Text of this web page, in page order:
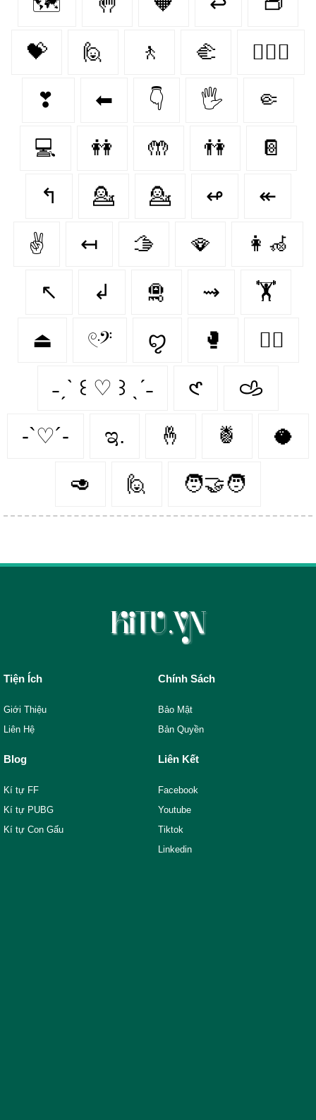
💝 🙋 🚶‍ 🫲 👩‍❤️‍👩
❣ ⬅ 👇 🖐 🤏
💻 👭 🤲 👫 📔
↰ 💁 💁‍ ↫ ↞
✌️ ↤ 🫱 🪭 👩‍🦽
↖ ↲ 🛅 ⇝ 🏋️
⏏ 𓏲ּ𝄢 ꨄ︎ 🥊 🤼‍♂️
˗ˏˋ ꒰ ♡ ꒱ ˎˊ˗ 𑣲 𐚁
-`♡´- ಇ. 🤞 🍍 🥥
🥑 🙋‍ 🧑‍🤝‍🧑
Tiện Ích
Giới Thiệu
Liên Hệ
Chính Sách
Bảo Mật
Bản Quyền
Blog
Kí tự FF
Kí tự PUBG
Kí tự Con Gấu
Liên Kết
Facebook
Youtube
Tiktok
Linkedin